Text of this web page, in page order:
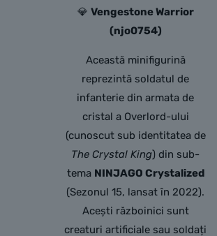
💎 Vengestone Warrior
(njo0754)
Această minifigurină
reprezintă soldatul de
infanterie din armata de
cristal a Overlord-ului
(cunoscut sub identitatea de
The Crystal King) din sub-
tema NINJAGO Crystalized
(Sezonul 15, lansat în 2022).
Acești războinici sunt
creaturi artificiale sau soldați